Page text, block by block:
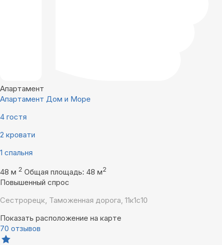
Апартамент
Апартамент Дом и Море
4 гостя
2 кровати
1 спальня
48 м 2 Общая площадь: 48 м2
Повышенный спрос
Сестрорецк, Таможенная дорога, 11к1с10
Показать расположение на карте
70 отзывов